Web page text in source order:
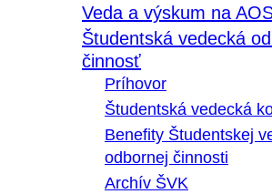
Veda a výskum na
Študentská vedecká
činnosť
Príhovor
Študentská vedecká
Benefity Študentskej
odbornej činnosti
Archív ŠVK